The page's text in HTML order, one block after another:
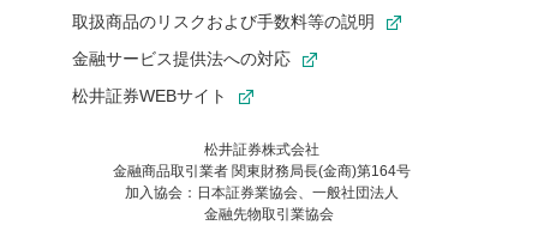
取扱商品のリスクおよび手数料等の説明
金融サービス提供法への対応
松井証券WEBサイト
松井証券株式会社
金融商品取引業者 関東財務局長(金商)第164号
加入協会：日本証券業協会、一般社団法人
金融先物取引業協会
お気に入り機能は松井証券の会員限定の機能です。
お気に入り登録いただくと、後からいつでもお気に入りのコンテ